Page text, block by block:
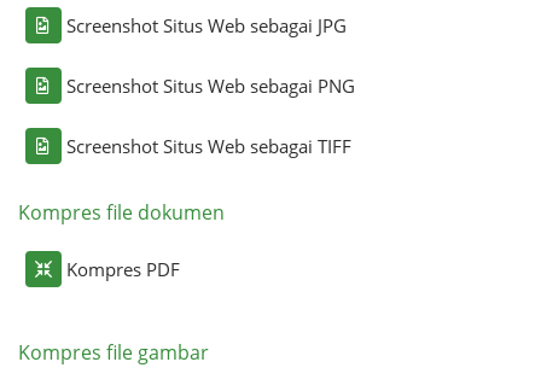
Screenshot Situs Web sebagai JPG
Screenshot Situs Web sebagai PNG
Screenshot Situs Web sebagai TIFF
Kompres file dokumen
Kompres PDF
Kompres file gambar